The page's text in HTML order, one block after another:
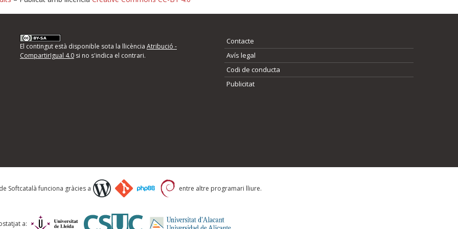
d'errors
següents i descriviu quina és la millora que
El contingut està disponible sota la llicència Atribució -
CompartirIgual 4.0si no s'indica el contrari.
Contacte
Avís legal
Codi de conducta
Publicitat
Softcatalà funciona gràcies a entre altre programari lliure.
a: